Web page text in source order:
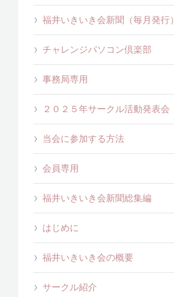
福井いきいき会新聞（毎月発行）
チャレンジパソコン倶楽部
事務局専用
２０２５年サークル活動発表会
当会に参加する方法
会員専用
福井いきいき会新聞総集編
はじめに
福井いきいき会の概要
サークル紹介